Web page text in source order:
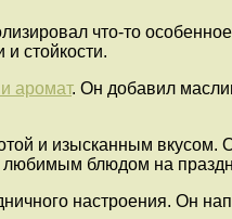
что-то
стойкости.
и аромат. Он добавил
и изысканным
любимым блюдом на
настроения. Он